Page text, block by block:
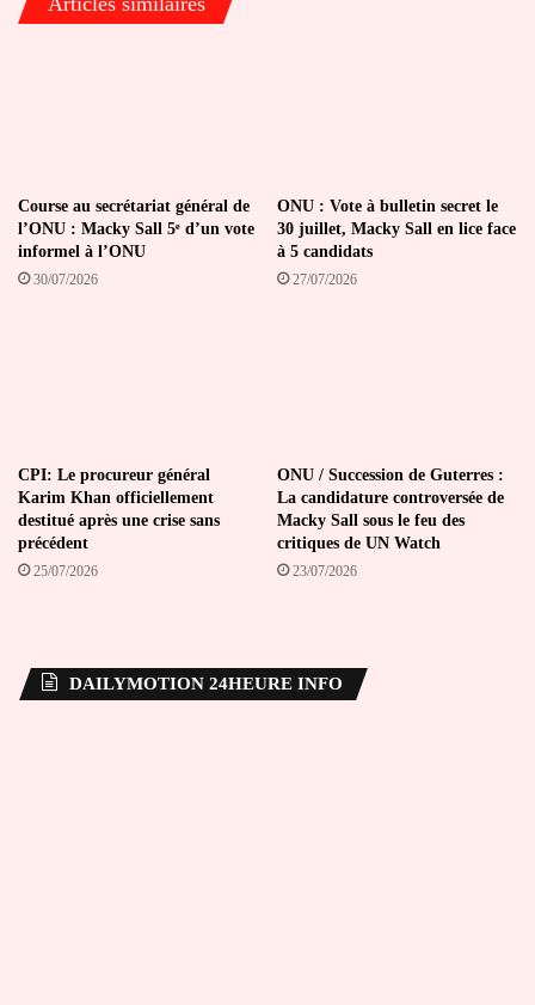
Course au secrétariat général de
l’ONU : Macky Sall 5ᵉ d’un vote
informel à l’ONU
30/07/2026
ONU : Vote à bulletin secret le
30 juillet, Macky Sall en lice face
à 5 candidats
27/07/2026
CPI: Le procureur général
Karim Khan officiellement
destitué après une crise sans
précédent
25/07/2026
ONU / Succession de Guterres :
La candidature controversée de
Macky Sall sous le feu des
critiques de UN Watch
23/07/2026
DAILYMOTION 24HEURE INFO